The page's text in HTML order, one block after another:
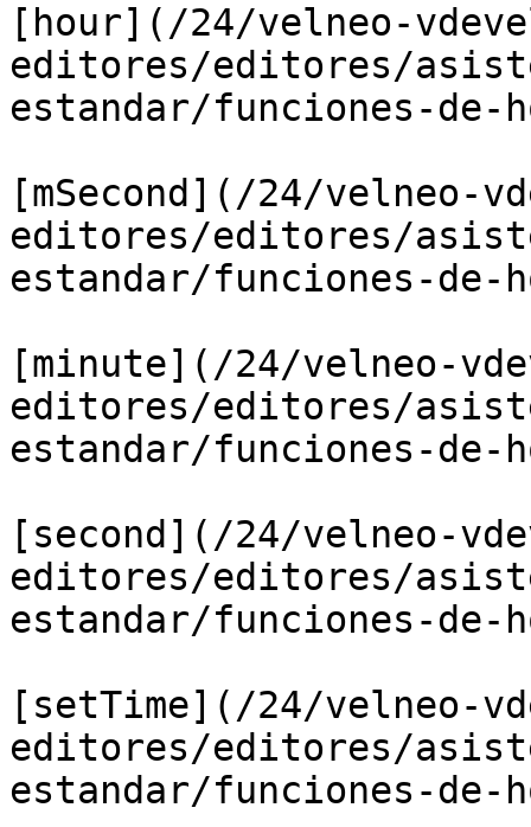
[hour](/24/velneo-
editores/editores/
estandar/funciones-de-
[mSecond](/24/velneo-
editores/editores/
estandar/funciones-de-
[minute](/24/velneo-
editores/editores/
estandar/funciones-de-
[second](/24/velneo-
editores/editores/
estandar/funciones-de-
[setTime](/24/velneo-
editores/editores/
estandar/funciones-de-